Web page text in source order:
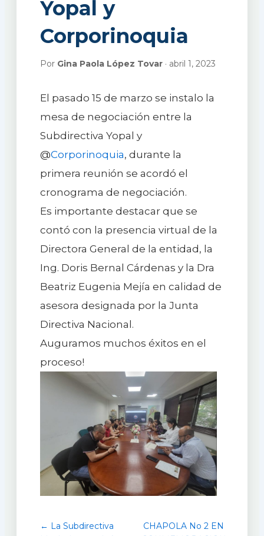
Yopal y
Corporinoquia
Por Gina Paola López Tovar· abril 1, 2023
El pasado 15 de marzo se instalo la
mesa de negociación entre la
Subdirectiva Yopal y
@Corporinoquia, durante la
primera reunión se acordó el
cronograma de negociación.
Es importante destacar que se
contó con la presencia virtual de la
Directora General de la entidad, la
Ing. Doris Bernal Cárdenas y la Dra
Beatriz Eugenia Mejía en calidad de
asesora designada por la Junta
Directiva Nacional.
Auguramos muchos éxitos en el
proceso!
← La Subdirectiva
CHAPOLA No 2 EN